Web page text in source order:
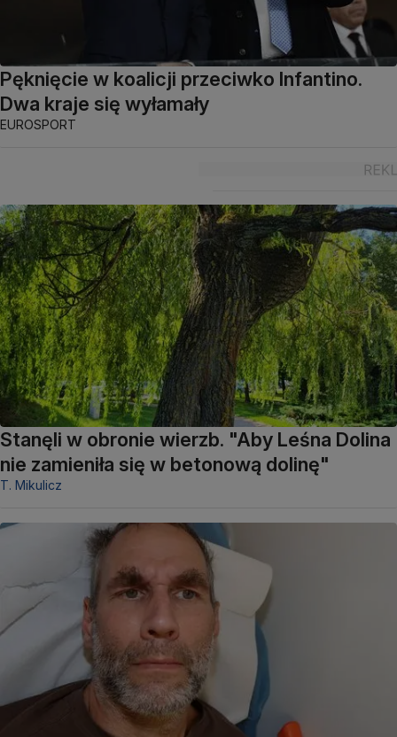
Pęknięcie w koalicji przeciwko Infantino.
Dwa kraje się wyłamały
EUROSPORT
Stanęli w obronie wierzb. "Aby Leśna Dolina
nie zamieniła się w betonową dolinę"
T. Mikulicz